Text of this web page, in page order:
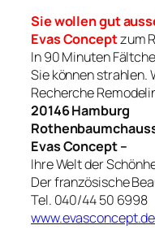
Sie wollen gut
Evas Conceptzum
In 90 Minuten
Sie können strahlen.
Recherche
20146 Hamburg
Evas Concept –
Ihre Welt der
Der französische
Tel. 040/44 50 6998
www.evasconcept.de